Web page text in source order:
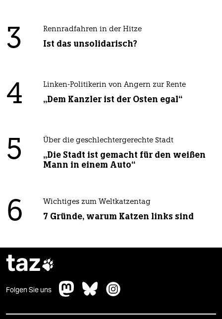
3 Rennradfahren in der Hitze
Ist das unsolidarisch?
4 Linken-Politikerin von Angern zur Rente
„Dem Kanzler ist der Osten egal“
5 Über die geschlechtergerechte Stadt
„Die Stadt ist gemacht für den weißen
Mann in einem Auto“
6 Wichtiges zum Weltkatzentag
7 Gründe, warum Katzen links sind
taz
Folgen Sie uns